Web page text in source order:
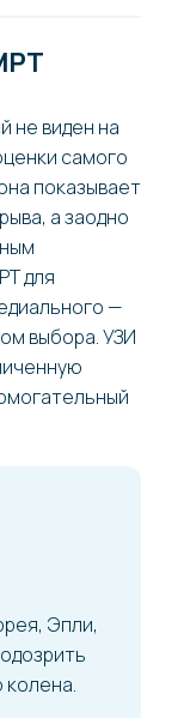
не виден на
самого
показывает
а заодно
для
—
выбора. УЗИ
Эпли,